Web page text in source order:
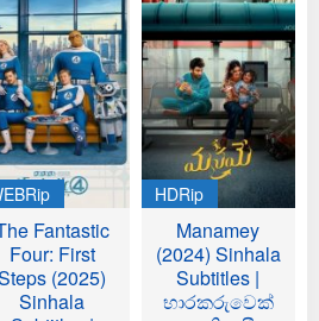
Fantastic
Four: First
(2025)
Sinhala
HDRip
Manamey
(2024) Sinhala
Subtitles |
භාරකරුවෙක්